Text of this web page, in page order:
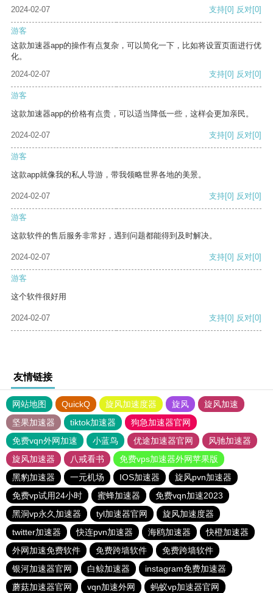
2024-02-07
支持[0] 反对[0]
游客
这款加速器app的操作有点复杂，可以简化一下，比如将设置页面进行优
化。
2024-02-07
支持[0] 反对[0]
游客
这款加速器app的价格有点贵，可以适当降低一些，这样会更加亲民。
2024-02-07 支持[0] 反对[0]
游客
这款app就像我的私人导游，带我领略世界各地的美景。
2024-02-07 支持[0] 反对[0]
游客
这款软件的售后服务非常好，遇到问题都能得到及时解决。
2024-02-07 支持[0] 反对[0]
游客
这个软件很好用
2024-02-07 支持[0] 反对[0]
友情链接
网站地图 QuickQ 旋风加速度器 旋风
旋风加速
坚果加速器
tiktok加速器
狗急加速器官网
免费vqn外网加速
小蓝鸟 优途加速器官网
风驰加速器
旋风加速器
八戒看书
免费vps加速器外网苹果版
黑豹加速器
一元机场 IOS加速器
旋风pvn加速器
免费vp试用24小时
蜜蜂加速器
免费vqn加速2023
黑洞vp永久加速器
tyl加速器官网
旋风加速度器
twitter加速器
快连pvn加速器 海鸥加速器
快橙加速器
外网加速免费软件
免费跨墙软件
免费跨墙软件
银河加速器官网
白鲸加速器
instagram免费加速器
蘑菇加速器官网
vqn加速外网 蚂蚁vp加速器官网